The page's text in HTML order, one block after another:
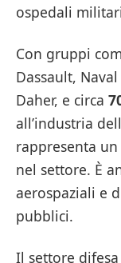
ospedali
Con gruppi
Dassault,
Daher, e circa
all’industria
rappresenta
nel settore. È
aerospaziali e
pubblici.
Il settore